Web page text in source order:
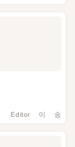
Editor 이 송